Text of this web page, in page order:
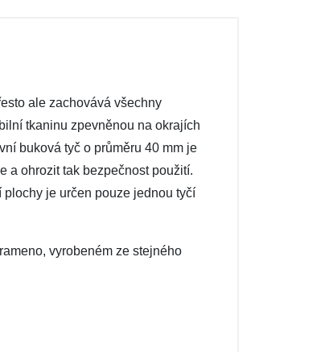
ale zachovává všechny
tkaninu zpevněnou na okrajích
buková tyč o průměru 40 mm je
a ohrozit tak bezpečnost použití.
plochy je určen pouze jednou tyčí
vyrobeném ze stejného